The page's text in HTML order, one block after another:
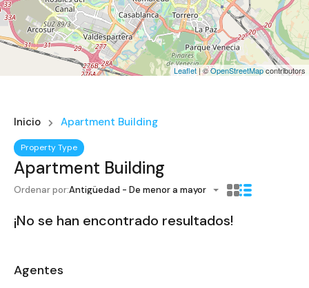
Leaflet| ©OpenStreetMapcontributors
Inicio Apartment Building
Property Type
Apartment Building
Ordenar por:Antigüedad - De menor a mayor
¡No se han encontrado resultados!
Agentes